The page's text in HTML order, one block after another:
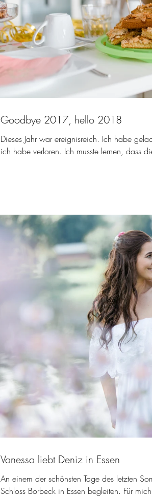
Noch keine
Goodbye 2017, hello 2018
Dieses Jahr war ereignisreich. Ich habe
ich habe verloren. Ich musste lernen, dass
Vanessa liebt Deniz in Essen
An einem der schönsten Tage des letzten
Schloss Borbeck in Essen begleiten. Für